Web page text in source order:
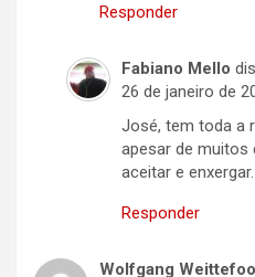
Responder
Fabiano Mello
26 de janeiro de
José, tem toda a
apesar de muitos
aceitar e enxergar.
Responder
Wolfgang